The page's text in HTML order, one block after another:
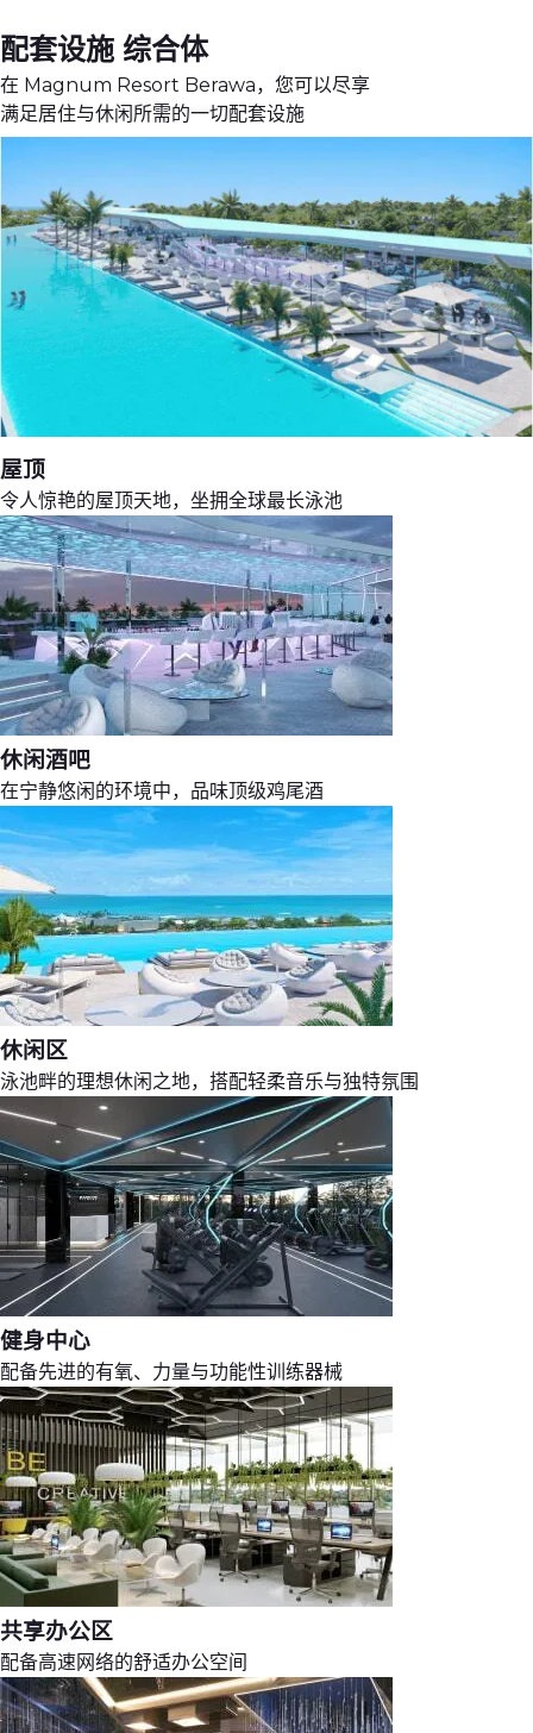
配套设施 综合体
在 Magnum Resort Berawa，您可以尽享
满足居住与休闲所需的一切配套设施
屋顶
令人惊艳的屋顶天地，坐拥全球最长泳池
休闲酒吧
在宁静悠闲的环境中，品味顶级鸡尾酒
休闲区
泳池畔的理想休闲之地，搭配轻柔音乐与独特氛围
健身中心
配备先进的有氧、力量与功能性训练器械
共享办公区
配备高速网络的舒适办公空间